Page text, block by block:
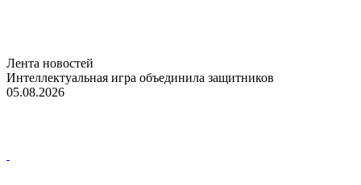
Лента новостей
Интеллектуальная игра объединила защитников
05.08.2026